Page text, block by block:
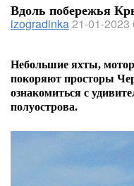
Вдоль побережья
izogradinka21-01-2023
Небольшие яхты,
покоряют просторы
ознакомиться с
полуострова.